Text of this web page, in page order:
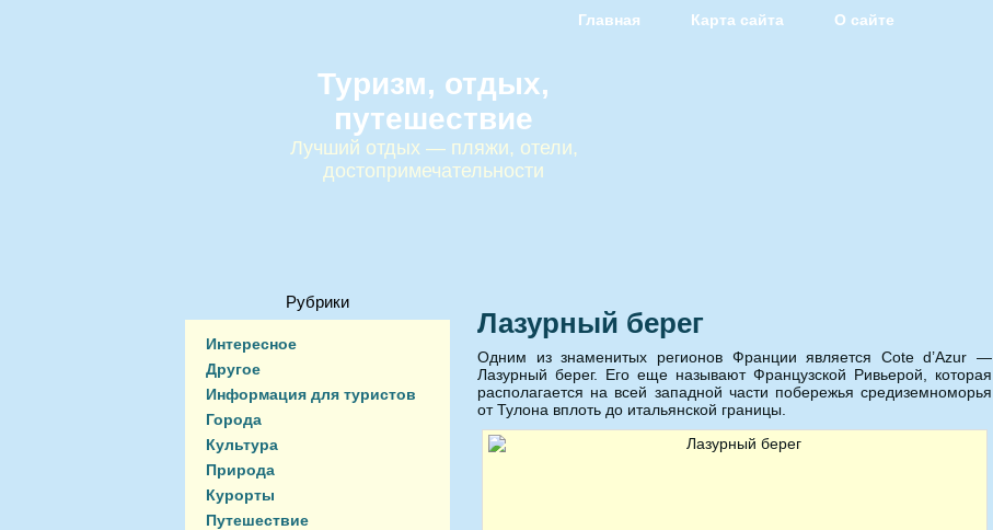
Главная Карта сайта О сайте
Туризм, отдых,
путешествие
Лучший отдых — пляжи, отели,
достопримечательности
Рубрики
Интересное
Другое
Информация для туристов
Города
Культура
Природа
Курорты
Путешествие
Лазурный берег
Одним из знаменитых регионов Франции является Cote d’Azur —
Лазурный берег. Его еще называют Французской Ривьерой, которая
располагается на всей западной части побережья средиземноморья
от Тулона вплоть до итальянской границы.